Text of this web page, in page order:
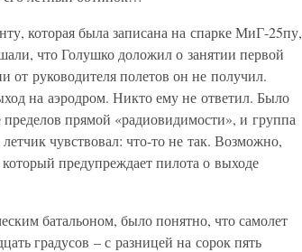
которая была записана на спарке МиГ-25пу,
что Голушко доложил о занятии первой
от руководителя полетов он не получил.
на аэродром. Никто ему не ответил. Было
прямой «радиовидимости», и группа
чувствовал: что-то не так. Возможно,
предупреждает пилота о выходе
батальоном, было понятно, что самолет
градусов – с разницей на сорок пять